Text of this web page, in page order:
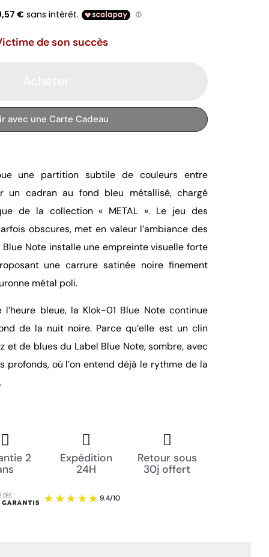
de son succès
avec une Carte Cadeau
une partition subtile de couleurs entre
un cadran au fond bleu métallisé, chargé
de la collection « METAL ». Le jeu des
obscures, met en valeur l’ambiance des
Note installe une empreinte visuelle forte
une carrure satinée noire finement
métal poli.
bleue, la Klok-01 Blue Note continue
de la nuit noire. Parce qu’elle est un clin
et de blues du Label Blue Note, sombre, avec
profonds, où l’on entend déjà le rythme de la
2
Expédition
24H
Retour sous
30j offert